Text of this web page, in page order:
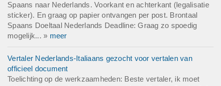
Spaans naar Nederlands. Voorkant en achterkant (legalisatie
sticker). En graag op papier ontvangen per post. Brontaal
Spaans Doeltaal Nederlands Deadline: Graag zo spoedig
mogelijk... » meer
Vertaler Nederlands-Italiaans gezocht voor vertalen van
officieel document
Toelichting op de werkzaamheden: Beste vertaler, ik moet